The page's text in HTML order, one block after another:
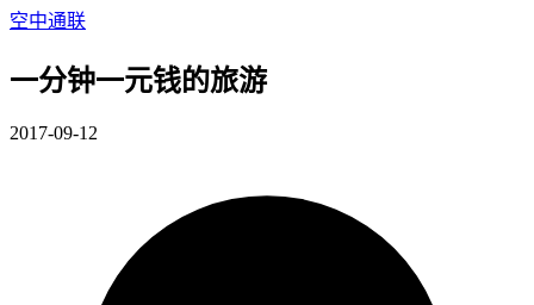
空中通联
一分钟一元钱的旅游
2017-09-12